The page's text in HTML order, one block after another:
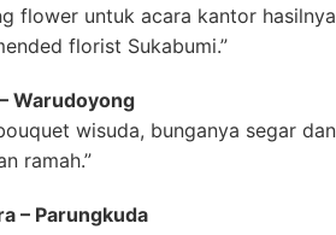
flower untuk acara kantor
florist Sukabumi.”
Warudoyong
wisuda, bunganya segar
ramah.”
– Parungkuda